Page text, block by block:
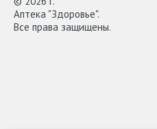
Аптека "Здоровье".
Все права защищены.